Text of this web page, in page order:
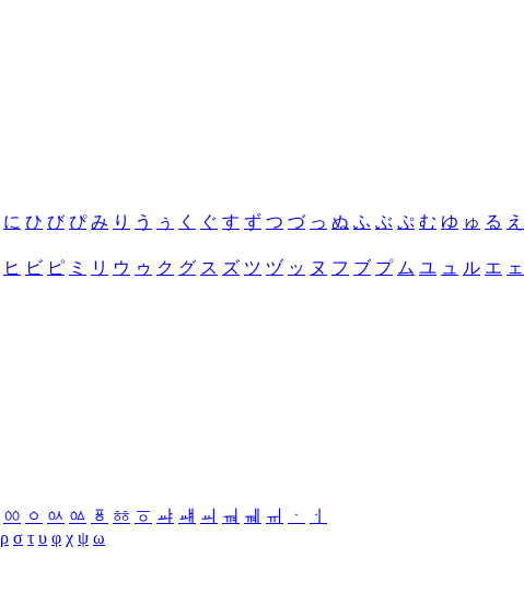
に ひ び ぴ み り う ぅ く ぐ す ず つ づ っ ぬ ふ ぶ ぷ む ゆ ゅ る え
ヒ ビ ピ ミ リ ウ ゥ ク グ ス ズ ツ ヅ ッ ヌ フ ブ プ ム ユ ュ ル エ ェ
ㆀ ㆁ ㆂ ㆃ ㆄ ㆅ ㆆ ㆇ ㆈ ㆉ ㆊ ㆋ ㆌ ㆍ
ㆎ
ρ σ τ υ φ χ ψ ω